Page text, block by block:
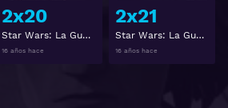
2x20
Star Wars: La Guerra de los Clones 2x20
16 años hace
2x21
Star Wars: La Guerra de los Clones 2x21
16 años hace